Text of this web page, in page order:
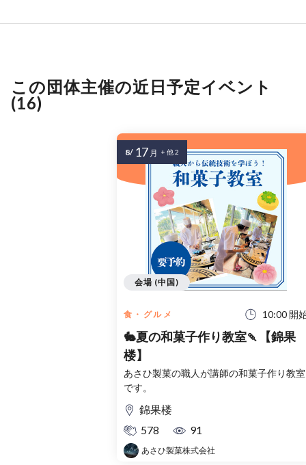
この団体主催の近日予定イベント
(16)
食・グルメ 10:00 開
🐇夏の和菓子作り教室🍡【錦果
楼】
あさひ製菓の職人が講師の和菓子作り教室
です。
錦果楼
578
91
あさひ製菓株式会社
会場 (中国)
8/ 17 月 + 他 2